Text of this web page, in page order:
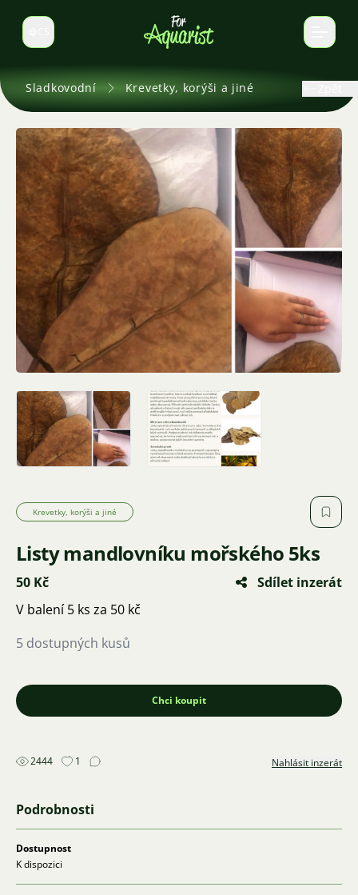
Select language
Sladkovodní Krevetky, korýši a jiné
Krevetky, korýši a jiné
Listy mandlovníku mořského 5ks
50 Kč
Sdílet inzerát
V balení 5 ks za 50 kč
5 dostupných kusů
Chci koupit
2444 1 Nahlásit inzerát
Podrobnosti
Dostupnost
K dispozici